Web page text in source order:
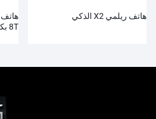
هاتف ريلمي X2 الذكي